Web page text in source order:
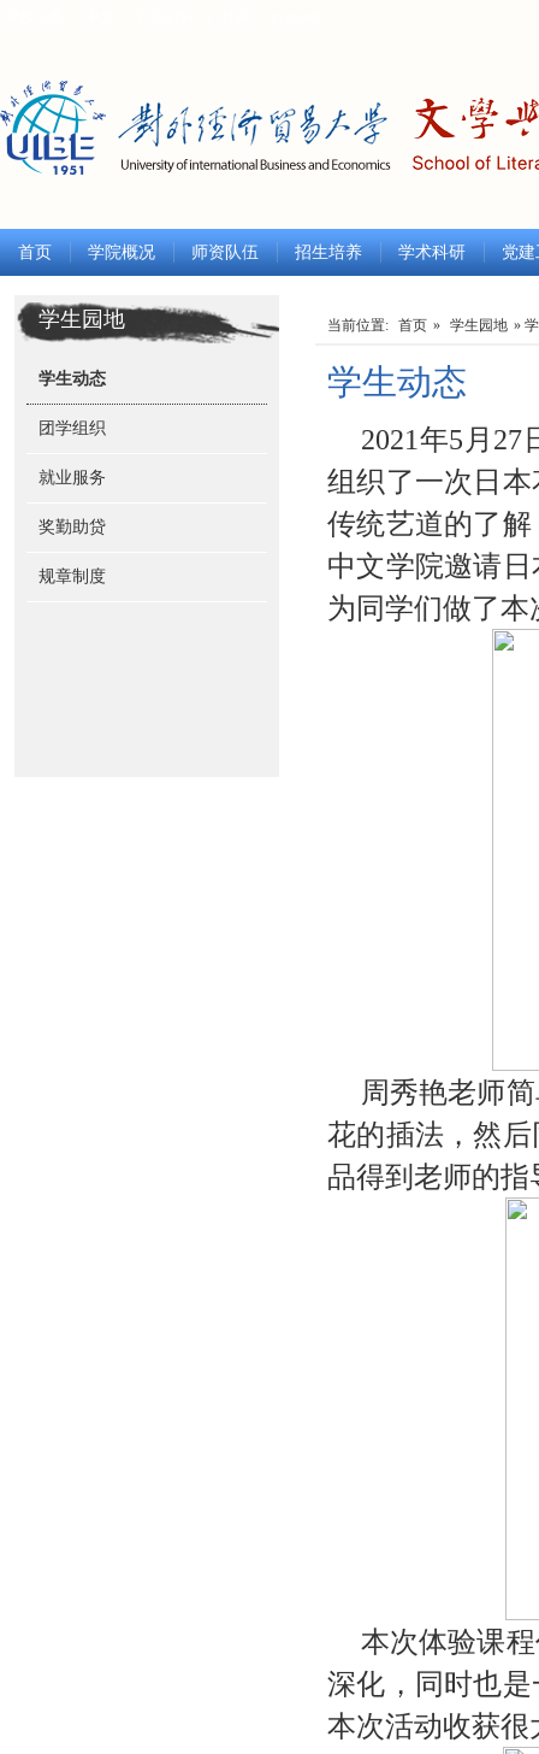
首页 学院概况 师资队伍 招生培养 学术科研 党
学生园地
学生动态
团学组织
就业服务
奖勤助贷
规章制度
当前位置: 首页 » 学生园地 »
学生动态
2021年5月
组织了一次日
传统艺道的了
中文学院邀请
为同学们做了本
周秀艳老师
花的插法，然
品得到老师的指
本次体验课程
深化 ，同时也
本次活动收获很